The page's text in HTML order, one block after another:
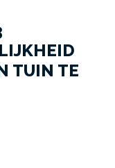
TUIN TE